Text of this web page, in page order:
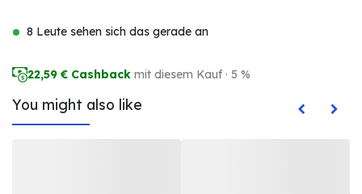
8 Leute sehen sich das gerade an
22,59 € Cashback mit diesem Kauf · 5 %
You might also like